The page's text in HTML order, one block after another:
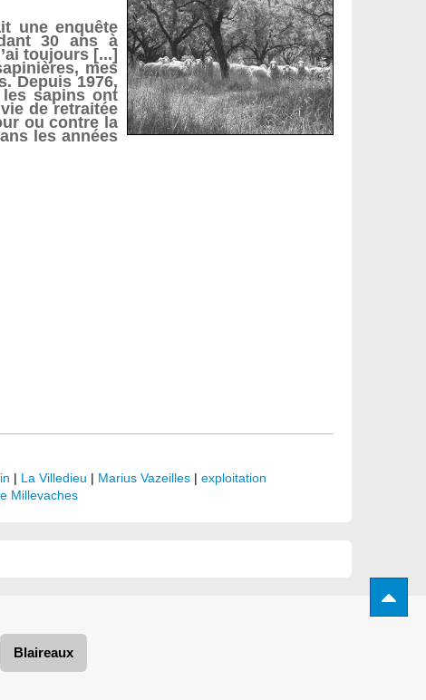
une enquête
30 ans à
toujours [...]
mes
Depuis 1976,
les sapins ont
de retraitée
ou contre la
les années
| La Villedieu | Marius Vazeilles | exploitation
Millevaches
Blaireaux